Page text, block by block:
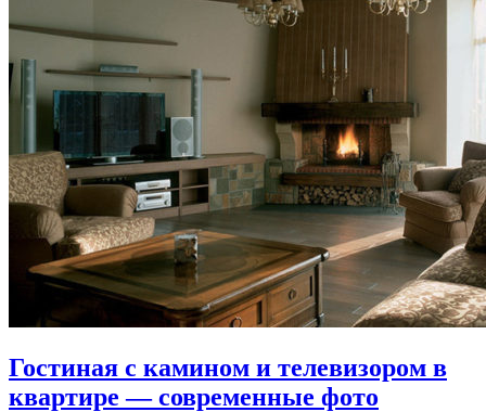
Гостиная с камином и телевизором в
квартире — современные фото